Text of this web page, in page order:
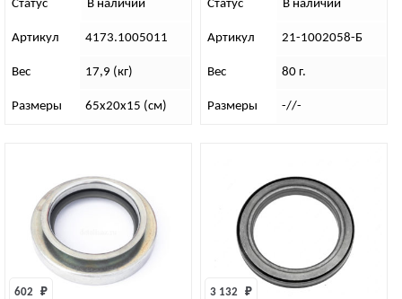
Статус В наличии
Артикул 4173.1005011
Вес 17,9 (кг)
Размеры 65х20х15 (см)
Статус В наличии
Артикул 21-1002058-Б
Вес 80 г.
Размеры -//-
602 ₽ 3 132 ₽